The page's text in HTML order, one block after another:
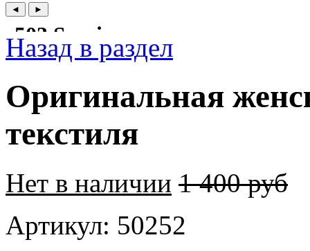
Назад в раздел
Оригинальная
текстиля
Нет в наличии 1 400 руб
Артикул: 50252